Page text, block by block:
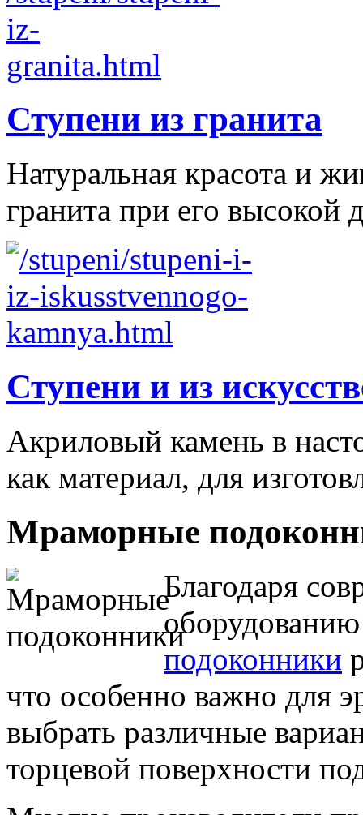
Ступени из гранита
Натуральная красота и
гранита при его высокой
Ступени и из
Акриловый камень в
как материал, для
Мраморные
Благодаря
подоконники
что особенно важно для
выбрать различные
торцевой поверхности